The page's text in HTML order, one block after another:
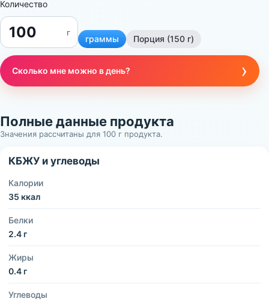
Количество
г
граммы Порция (150 г)
Сколько мне можно в день? ›
Полные данные продукта
Значения рассчитаны для 100 г продукта.
КБЖУ и углеводы
Калории
35 ккал
Белки
2.4 г
Жиры
0.4 г
Углеводы